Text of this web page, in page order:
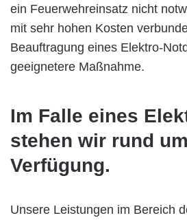
ein Feuerwehreinsatz nicht
mit sehr hohen Kosten
Beauftragung eines Elektro-
geeignetere Maßnahme.
Im Falle eines
stehen wir rund
Verfügung.
Unsere Leistungen im Bereich